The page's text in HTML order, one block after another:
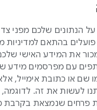
על הנתונים שלכם מפני
פועלים בהתאם למדיניות
את המידע האישי
עם מפרסמים מידע
שם או כתובת אימייל,
לעשות את זה. לדוגמה,
פרחים שנמצאת בקרבת